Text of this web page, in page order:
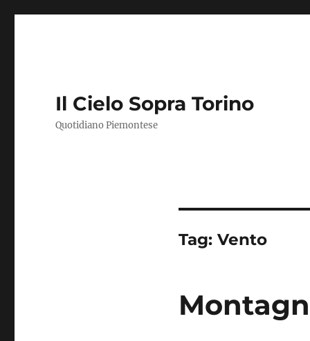
Il Cielo Sopra Torino
Quotidiano Piemontese
Tag: Vento